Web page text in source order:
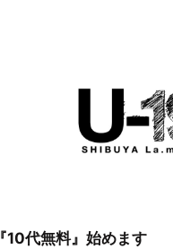
『10代無料』始めます